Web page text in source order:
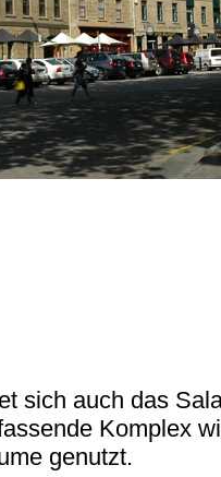
sich auch das
Komplex
genutzt.